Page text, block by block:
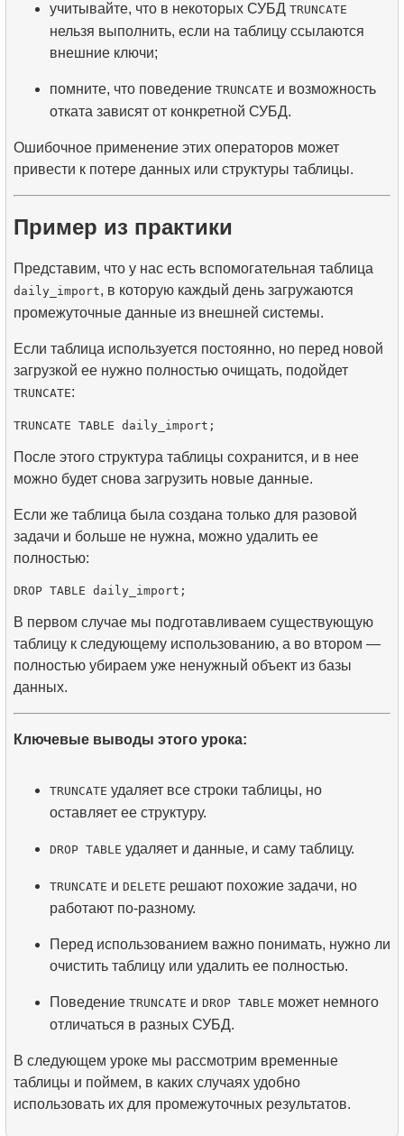
учитывайте, что в некоторых СУБД TRUNCATE
нельзя выполнить, если на таблицу ссылаются
внешние ключи;
помните, что поведение TRUNCATE и возможность
отката зависят от конкретной СУБД.
Ошибочное применение этих операторов может
привести к потере данных или структуры таблицы.
Пример из практики
Представим, что у нас есть вспомогательная таблица
daily_import, в которую каждый день загружаются
промежуточные данные из внешней системы.
Если таблица используется постоянно, но перед новой
загрузкой ее нужно полностью очищать, подойдет
TRUNCATE:
После этого структура таблицы сохранится, и в нее
можно будет снова загрузить новые данные.
Если же таблица была создана только для разовой
задачи и больше не нужна, можно удалить ее
полностью:
В первом случае мы подготавливаем существующую
таблицу к следующему использованию, а во втором —
полностью убираем уже ненужный объект из базы
данных.
Ключевые выводы этого урока:
TRUNCATE удаляет все строки таблицы, но
оставляет ее структуру.
DROP TABLE удаляет и данные, и саму таблицу.
TRUNCATE и DELETE решают похожие задачи, но
работают по-разному.
Перед использованием важно понимать, нужно ли
очистить таблицу или удалить ее полностью.
Поведение TRUNCATE и DROP TABLE может немного
отличаться в разных СУБД.
В следующем уроке мы рассмотрим временные
таблицы и поймем, в каких случаях удобно
использовать их для промежуточных результатов.